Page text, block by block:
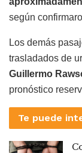
según
Los demás
trasladados de
Guillermo
pronóstico
Te puede